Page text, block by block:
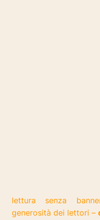
lettura senza
generosità dei lettori –